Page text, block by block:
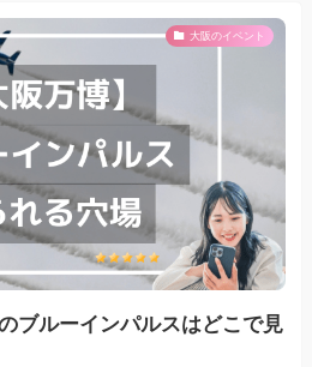
大阪のイベント
ブルーインパルスはどこで見